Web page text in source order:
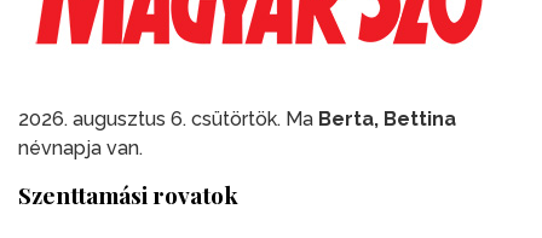
2026. augusztus 6. csütörtök. Ma Berta, Bettina
névnapja van.
Szenttamási rovatok